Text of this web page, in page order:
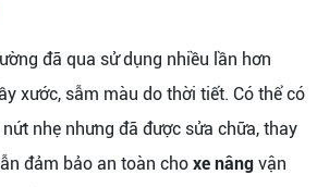
đã qua sử dụng nhiều lần hơn
xước, sẫm màu do thời tiết. Có thể có
nhẹ nhưng đã được sửa chữa, thay
đảm bảo an toàn cho xe nâng vận